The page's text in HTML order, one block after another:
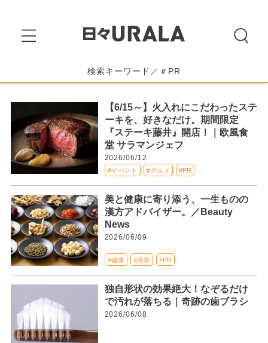
検索キーワード／＃PR
【6/15～】火入れにこだわったステ
ーキを、好きなだけ。期間限定
『ステーキ藤井』開店！｜欧風食
堂 サラマンジェフ
2026/06/12
#イベント #グルメ #PR
美と健康に寄り添う、一生ものの
漢方アドバイザー。／Beauty
News
2026/06/09
#健康 #美容 #PR
独自形状の効果絶大！なぞるだけ
で汚れが落ちる｜奇跡の歯ブラシ
2026/06/08